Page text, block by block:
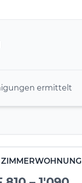
ermittelt
ZIMMERWOHNUNG